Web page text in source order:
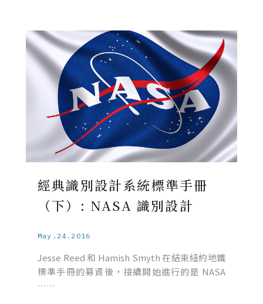
經典識別設計系統標準手冊
（下）: NASA 識別設計
May.24.2016
Jesse Reed 和 Hamish Smyth 在結束紐約地鐵
標準手冊的募資後，接續開始進行的是 NASA
……